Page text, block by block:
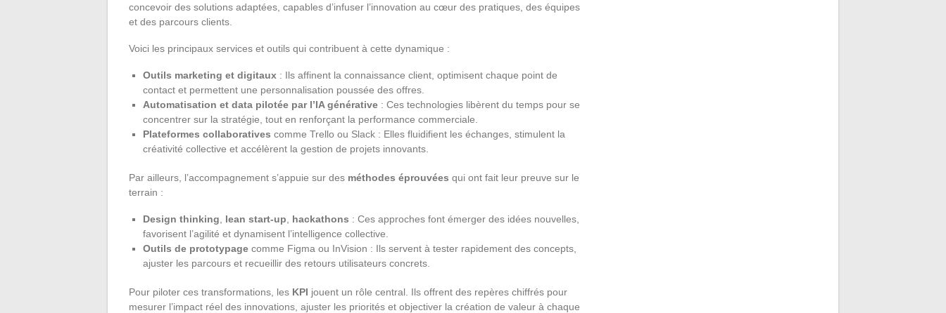
concevoir des solutions adaptées, capables d’infuser l’innovation au cœur des pratiques, des équipes
et des parcours clients.
Voici les principaux services et outils qui contribuent à cette dynamique :
Outils marketing et digitaux : Ils affinent la connaissance client, optimisent chaque point de
contact et permettent une personnalisation poussée des offres.
Automatisation et data pilotée par l’IA générative : Ces technologies libèrent du temps pour se
concentrer sur la stratégie, tout en renforçant la performance commerciale.
Plateformes collaboratives comme Trello ou Slack : Elles fluidifient les échanges, stimulent la
créativité collective et accélèrent la gestion de projets innovants.
Par ailleurs, l’accompagnement s’appuie sur des méthodes éprouvées qui ont fait leur preuve sur le
terrain :
Design thinking lean start-up hackathons : Ces approches font émerger des idées nouvelles,
favorisent l’agilité et dynamisent l’intelligence collective.
Outils de prototypage comme Figma ou InVision : Ils servent à tester rapidement des concepts,
ajuster les parcours et recueillir des retours utilisateurs concrets.
Pour piloter ces transformations, les KPI jouent un rôle central. Ils offrent des repères chiffrés pour
mesurer l’impact réel des innovations, ajuster les priorités et objectiver la création de valeur à chaque